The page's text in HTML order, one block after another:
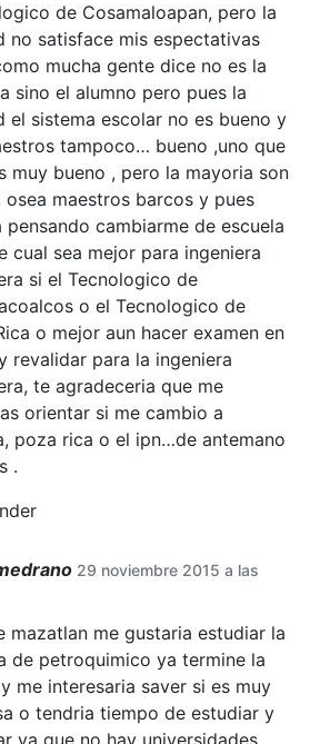
de Cosamaloapan, pero la
no satisface mis espectativas
mucha gente dice no es la
sino el alumno pero pues la
el sistema escolar no es bueno y
tampoco… bueno ,uno que
muy bueno , pero la mayoria son
osea maestros barcos y pues
pensando cambiarme de escuela
cual sea mejor para ingeniera
si el Tecnologico de
o el Tecnologico de
o mejor aun hacer examen en
revalidar para la ingeniera
te agradeceria que me
orientar si me cambio a
poza rica o el ipn…de antemano
.
29 noviembre 2015 a las
mazatlan me gustaria estudiar la
de petroquimico ya termine la
me interesaria saver si es muy
o tendria tiempo de estudiar y